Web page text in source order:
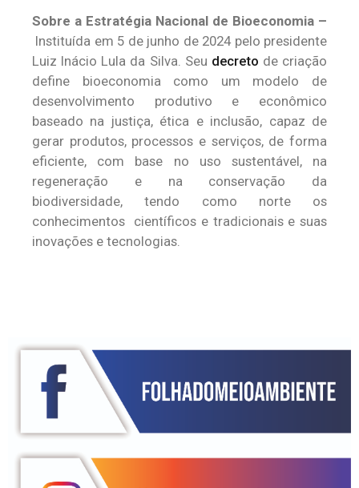
Sobre a Estratégia Nacional de Bioeconomia –
Instituída em 5 de junho de 2024 pelo presidente
Luiz Inácio Lula da Silva. Seu decreto de criação
define bioeconomia como um modelo de
desenvolvimento produtivo e econômico
baseado na justiça, ética e inclusão, capaz de
gerar produtos, processos e serviços, de forma
eficiente, com base no uso sustentável, na
regeneração e na conservação da
biodiversidade, tendo como norte os
conhecimentos científicos e tradicionais e suas
inovações e tecnologias.